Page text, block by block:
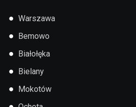
● Warszawa
● Bemowo
● Białołęka
● Bielany
● Mokotów